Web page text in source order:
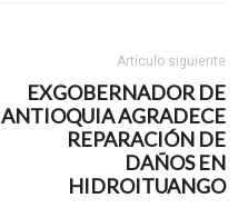
Artículo siguiente
EXGOBERNADOR DE
ANTIOQUIA AGRADECE
REPARACIÓN DE
DAÑOS EN
HIDROITUANGO